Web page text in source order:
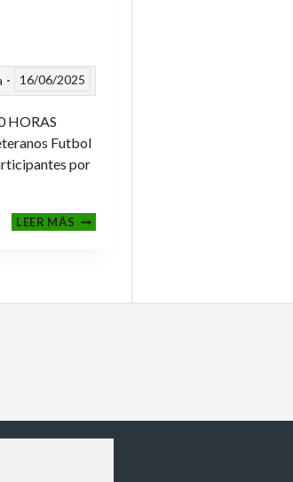
16/06/2025
HORAS
Futbol
por
LEER MÁSFINALES
2024-